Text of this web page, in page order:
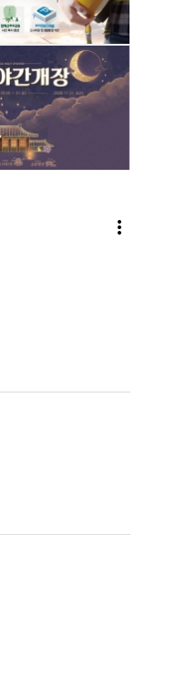
more_vert